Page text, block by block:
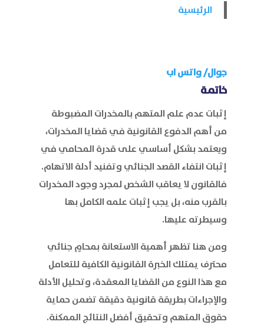
الرئيسية
جوال/واتس اب
خاتمة
إثبات عدم علم المتهم بالمخدرات المضبوطة
من أهم الدفوع القانونية في قضايا المخدرات،
ويعتمد بشكل أساسي على قدرة المحامي في
إثبات انتفاء القصد الجنائي وتفنيد أدلة الاتهام.
فالقانون لا يعاقب الشخص لمجرد وجود المخدرات
بالقرب منه، بل يجب إثبات علمه الكامل بها
وسيطرته عليها.
ومن هنا تظهر أهمية الاستعانة بمحامٍ جنائي
محترف يمتلك الخبرة القانونية الكافية للتعامل
مع هذا النوع من القضايا المعقدة، وتحليل الأدلة
والإجراءات بطريقة قانونية دقيقة تضمن حماية
حقوق المتهم وتحقيق أفضل النتائج الممكنة.